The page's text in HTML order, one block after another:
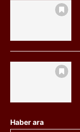
Haber ara